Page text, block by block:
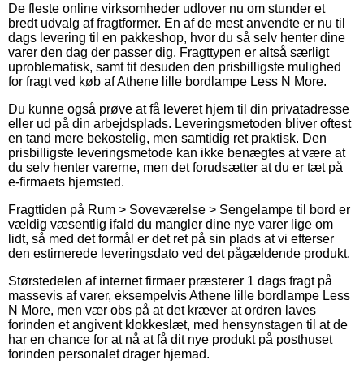
De fleste online virksomheder udlover nu om stunder et
bredt udvalg af fragtformer. En af de mest anvendte er nu til
dags levering til en pakkeshop, hvor du så selv henter dine
varer den dag der passer dig. Fragttypen er altså særligt
uproblematisk, samt tit desuden den prisbilligste mulighed
for fragt ved køb af Athene lille bordlampe Less N More.
Du kunne også prøve at få leveret hjem til din privatadresse
eller ud på din arbejdsplads. Leveringsmetoden bliver oftest
en tand mere bekostelig, men samtidig ret praktisk. Den
prisbilligste leveringsmetode kan ikke benægtes at være at
du selv henter varerne, men det forudsætter at du er tæt på
e-firmaets hjemsted.
Fragttiden på Rum > Soveværelse > Sengelampe til bord er
vældig væsentlig ifald du mangler dine nye varer lige om
lidt, så med det formål er det ret på sin plads at vi efterser
den estimerede leveringsdato ved det pågældende produkt.
Størstedelen af internet firmaer præsterer 1 dags fragt på
massevis af varer, eksempelvis Athene lille bordlampe Less
N More, men vær obs på at det kræver at ordren laves
forinden et angivent klokkeslæt, med hensynstagen til at de
har en chance for at nå at få dit nye produkt på posthuset
forinden personalet drager hjemad.